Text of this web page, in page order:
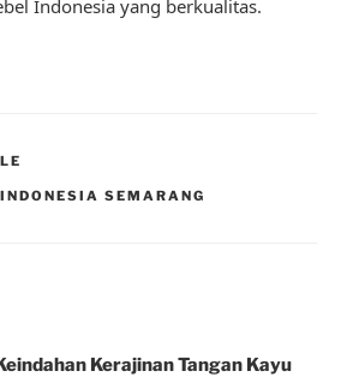
Indonesia yang berkualitas.
SEMARANG
Kerajinan Tangan Kayu